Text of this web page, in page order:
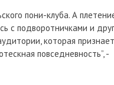
пони-клуба. А
с подворотничками и
которая
повседневность”, -